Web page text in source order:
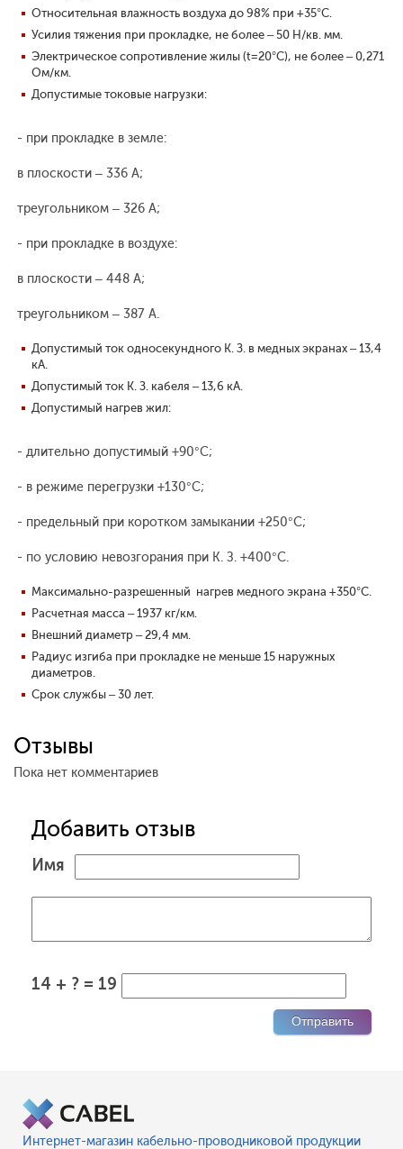
Относительная влажность воздуха до 98% при +35°С.
Усилия тяжения при прокладке, не более – 50 Н/кв. мм.
Электрическое сопротивление жилы (t=20°С), не более – 0,271
Ом/км.
Допустимые токовые нагрузки:
- при прокладке в земле:
в плоскости – 336 А;
треугольником – 326 А;
- при прокладке в воздухе:
в плоскости – 448 А;
треугольником – 387 А.
Допустимый ток односекундного К. З. в медных экранах – 13,4
кА.
Допустимый ток К. З. кабеля – 13,6 кА.
Допустимый нагрев жил:
- длительно допустимый +90°С;
- в режиме перегрузки +130°С;
- предельный при коротком замыкании +250°С;
- по условию невозгорания при К. З. +400°С.
Максимально-разрешенный нагрев медного экрана +350°С.
Расчетная масса – 1937 кг/км.
Внешний диаметр – 29,4 мм.
Радиус изгиба при прокладке не меньше 15 наружных
диаметров.
Срок службы – 30 лет.
Отзывы
Пока нет комментариев
Добавить отзыв
Имя
14 + ? = 19
Интернет-магазин кабельно-проводниковой продукции